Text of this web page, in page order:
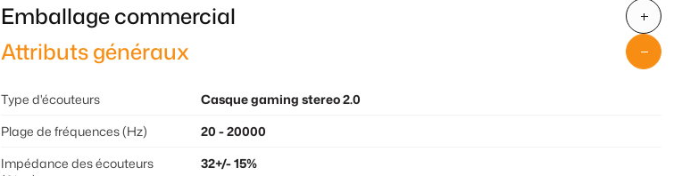
Emballage commercial
Attributs généraux
Type d'écouteurs
Casque gaming stereo 2.0
Plage de fréquences (Hz)
20 - 20000
Impédance des écouteurs
32+/- 15%